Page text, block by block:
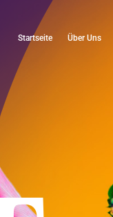
Startseite Über Uns